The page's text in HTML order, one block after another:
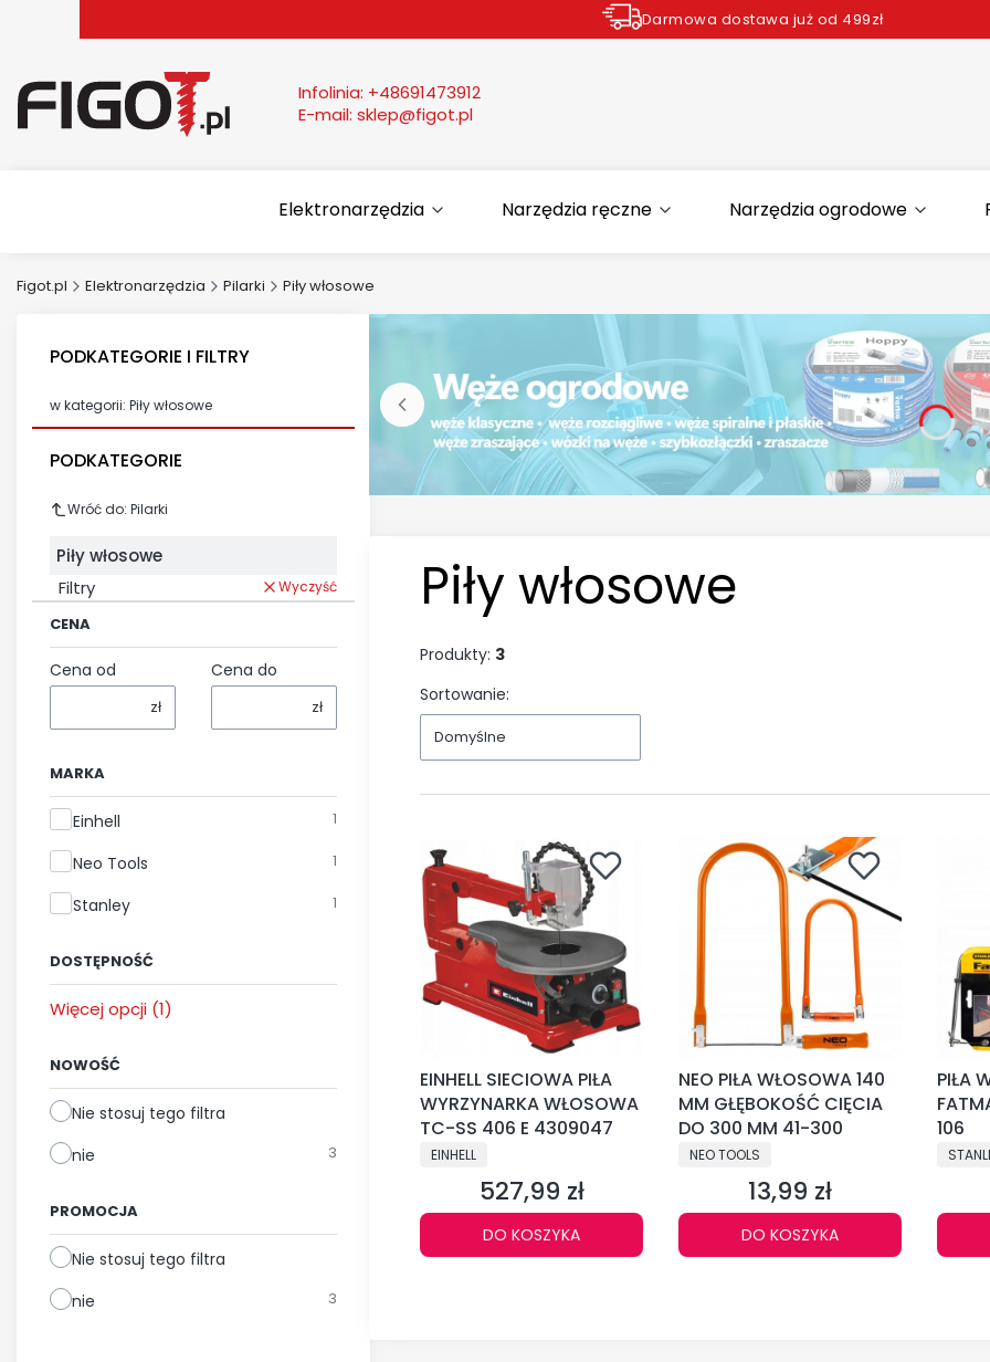
Darmowa dostawa już od 499zł
Infolinia: +48691473912
E-mail: sklep@figot.pl
Elektronarzędzia Narzędzia ręczne Narzędzia ogrodowe
Figot.pl Elektronarzędzia Pilarki Piły włosowe
PODKATEGORIE I FILTRY
w kategorii: Piły włosowe
PODKATEGORIE
Wróć do: Pilarki
Piły włosowe
Filtry
Wyczyść
CENA
Cena od
zł
Cena do
zł
MARKA
Marka
Einhell 1
Neo Tools 1
Stanley 1
DOSTĘPNOŚĆ
Dostępność
Więcej opcji (1)
NOWOŚĆ
Nie stosuj tego filtra
nie
3
PROMOCJA
Nie stosuj tego filtra
nie
3
Piły włosowe
Produkty: 3
Sortowanie:
Domyślne
EINHELL SIECIOWA PIŁA
WYRZYNARKA WŁOSOWA
TC-SS 406 E 4309047
PRODUCENT
EINHELL
Cena
527,99 zł
DO KOSZYKA
NEO PIŁA WŁOSOWA 140
MM GŁĘBOKOŚĆ CIĘCIA
DO 300 MM 41-300
PRODUCENT
NEO TOOLS
Cena
13,99 zł
DO KOSZYKA
PIŁA
106